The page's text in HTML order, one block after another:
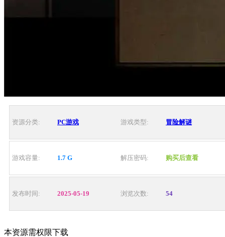
资源分类: PC游戏 游戏类型: 冒险解谜
游戏容量: 1.7 G 解压密码: 购买后查看
发布时间: 2025-05-19 浏览次数: 54
本资源需权限下载